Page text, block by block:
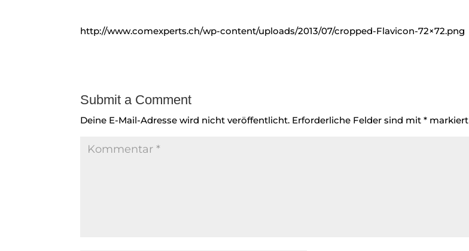
http://www.comexperts.ch/wp-content/uploads/2013/07/cropped-Flavicon-72×72.png
Submit a Comment
Deine E-Mail-Adresse wird nicht veröffentlicht. Erforderliche Felder sind mit* markiert